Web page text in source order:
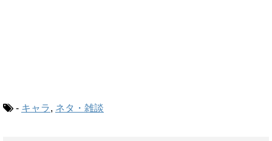
- キャラ, ネタ・雑談